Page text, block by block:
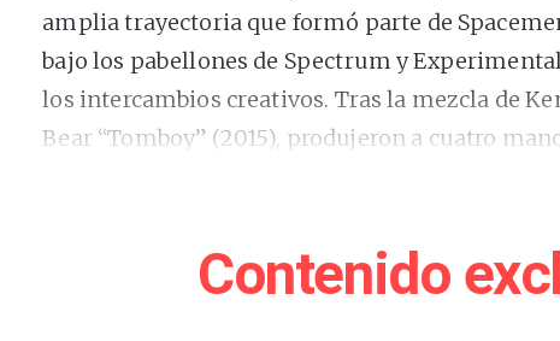
amplia trayectoria que formó parte de
bajo los pabellones de Spectrum y
los intercambios creativos. Tras la mezcla de
Bear “Tomboy” (2015), produjeron a cuatro
treinta años. Pero esta vez la confabulación es
Contenido